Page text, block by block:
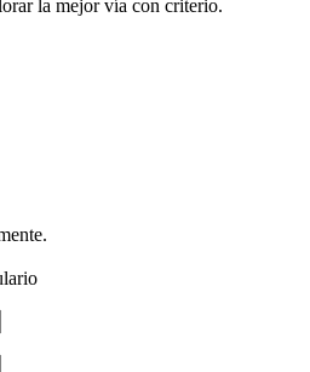
la mejor vía con criterio.